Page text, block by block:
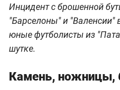
Инцидент с брошенной
"Барселоны" и
юные футболисты из
шутке.
Камень, ножницы,